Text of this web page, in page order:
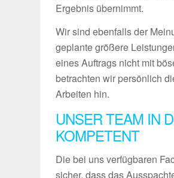
Ergebnis übernimmt.
Wir sind ebenfalls der
geplante größere
eines Auftrags nicht mit
betrachten wir persönlich
Arbeiten hin.
UNSER TEAM IN
KOMPETENT
Die bei uns verfügbaren
sicher, dass das